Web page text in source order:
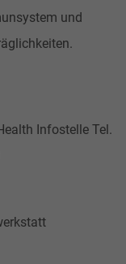
und
Infostelle Tel.